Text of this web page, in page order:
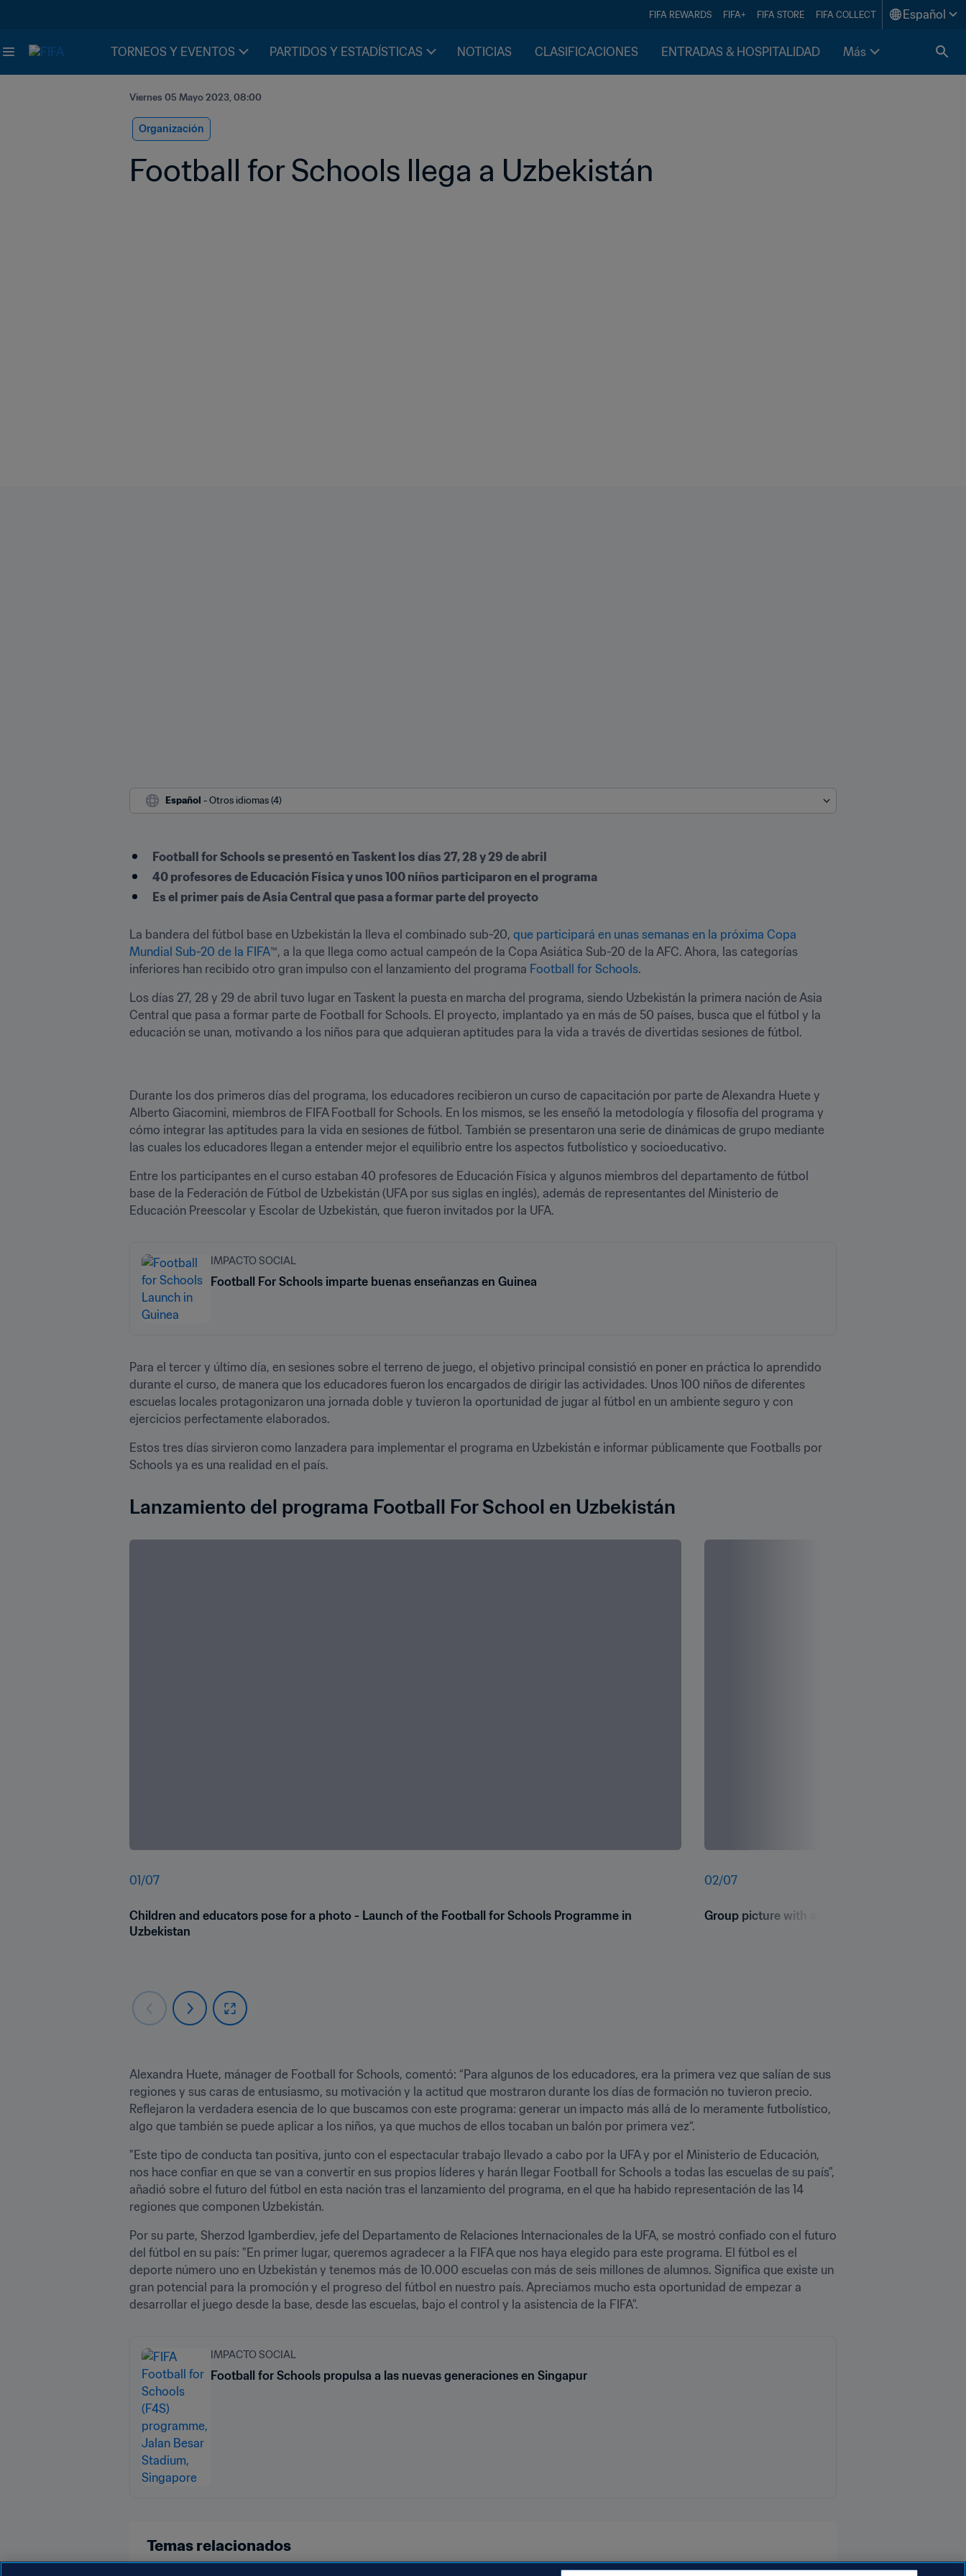
FIFA REWARDS FIFA+ FIFA STORE FIFA COLLECT Español
TORNEOS Y EVENTOS PARTIDOS Y ESTADÍSTICAS NOTICIAS CLASIFICACIONES ENTRADAS & HOSPITALIDAD Más
Viernes 05 Mayo 2023, 08:00
Organización
Football for Schools llega a Uzbekistán
Español - Otros idiomas (4)
Football for Schools se presentó en Taskent los días 27, 28 y 29 de abril
40 profesores de Educación Física y unos 100 niños participaron en el programa
Es el primer país de Asia Central que pasa a formar parte del proyecto
La bandera del fútbol base en Uzbekistán la lleva el combinado sub-20, que participará en unas semanas en la próxima Copa
Mundial Sub-20 de la FIFA™, a la que llega como actual campeón de la Copa Asiática Sub-20 de la AFC. Ahora, las categorías
inferiores han recibido otro gran impulso con el lanzamiento del programa Football for Schools.
Los días 27, 28 y 29 de abril tuvo lugar en Taskent la puesta en marcha del programa, siendo Uzbekistán la primera nación de Asia
Central que pasa a formar parte de Football for Schools. El proyecto, implantado ya en más de 50 países, busca que el fútbol y la
educación se unan, motivando a los niños para que adquieran aptitudes para la vida a través de divertidas sesiones de fútbol.
Durante los dos primeros días del programa, los educadores recibieron un curso de capacitación por parte de Alexandra Huete y
Alberto Giacomini, miembros de FIFA Football for Schools. En los mismos, se les enseñó la metodología y filosofía del programa y
cómo integrar las aptitudes para la vida en sesiones de fútbol. También se presentaron una serie de dinámicas de grupo mediante
las cuales los educadores llegan a entender mejor el equilibrio entre los aspectos futbolístico y socioeducativo.
Entre los participantes en el curso estaban 40 profesores de Educación Física y algunos miembros del departamento de fútbol
base de la Federación de Fútbol de Uzbekistán (UFA por sus siglas en inglés), además de representantes del Ministerio de
Educación Preescolar y Escolar de Uzbekistán, que fueron invitados por la UFA.
IMPACTO SOCIAL
Football For Schools imparte buenas enseñanzas en Guinea
Para el tercer y último día, en sesiones sobre el terreno de juego, el objetivo principal consistió en poner en práctica lo aprendido
durante el curso, de manera que los educadores fueron los encargados de dirigir las actividades. Unos 100 niños de diferentes
escuelas locales protagonizaron una jornada doble y tuvieron la oportunidad de jugar al fútbol en un ambiente seguro y con
ejercicios perfectamente elaborados.
Estos tres días sirvieron como lanzadera para implementar el programa en Uzbekistán e informar públicamente que Footballs por
Schools ya es una realidad en el país.
Lanzamiento del programa Football For School en Uzbekistán
01/07
Children and educators pose for a photo - Launch of the Football for Schools Programme in
Uzbekistan
02/07
Group picture with all participants of the
Alexandra Huete, mánager de Football for Schools, comentó: “Para algunos de los educadores, era la primera vez que salían de sus
regiones y sus caras de entusiasmo, su motivación y la actitud que mostraron durante los días de formación no tuvieron precio.
Reflejaron la verdadera esencia de lo que buscamos con este programa: generar un impacto más allá de lo meramente futbolístico,
algo que también se puede aplicar a los niños, ya que muchos de ellos tocaban un balón por primera vez“.
"Este tipo de conducta tan positiva, junto con el espectacular trabajo llevado a cabo por la UFA y por el Ministerio de Educación,
nos hace confiar en que se van a convertir en sus propios líderes y harán llegar Football for Schools a todas las escuelas de su país",
añadió sobre el futuro del fútbol en esta nación tras el lanzamiento del programa, en el que ha habido representación de las 14
regiones que componen Uzbekistán.
Por su parte, Sherzod Igamberdiev, jefe del Departamento de Relaciones Internacionales de la UFA, se mostró confiado con el futuro
del fútbol en su país: "En primer lugar, queremos agradecer a la FIFA que nos haya elegido para este programa. El fútbol es el
deporte número uno en Uzbekistán y tenemos más de 10.000 escuelas con más de seis millones de alumnos. Significa que existe un
gran potencial para la promoción y el progreso del fútbol en nuestro país. Apreciamos mucho esta oportunidad de empezar a
desarrollar el juego desde la base, desde las escuelas, bajo el control y la asistencia de la FIFA".
IMPACTO SOCIAL
Football for Schools propulsa a las nuevas generaciones en Singapur
Temas relacionados